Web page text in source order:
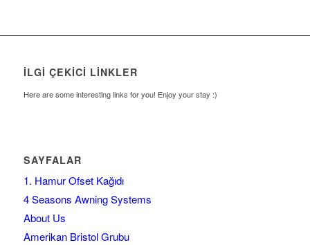
İLGI ÇEKICI LINKLER
Here are some interesting links for you! Enjoy your stay :)
SAYFALAR
1. Hamur Ofset Kağıdı
4 Seasons Awning Systems
About Us
Amerikan Bristol Grubu